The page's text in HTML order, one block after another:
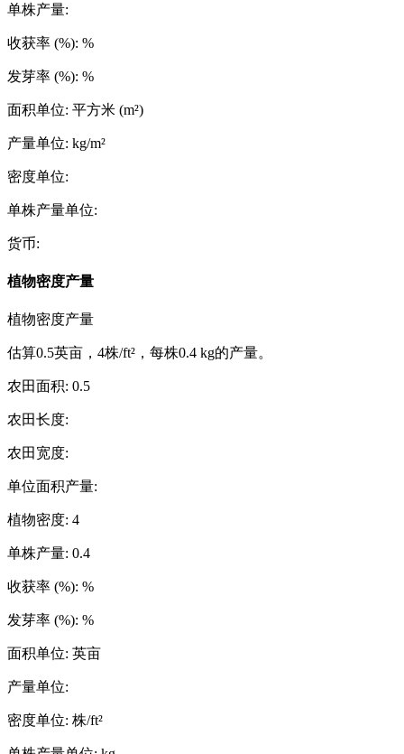
单株产量:
收获率 (%): %
发芽率 (%): %
面积单位: 平方米 (m²)
产量单位: kg/m²
密度单位:
单株产量单位:
货币:
植物密度产量
植物密度产量
估算0.5英亩，4株/ft²，每株0.4 kg的产量。
农田面积: 0.5
农田长度:
农田宽度:
单位面积产量:
植物密度: 4
单株产量: 0.4
收获率 (%): %
发芽率 (%): %
面积单位: 英亩
产量单位:
密度单位: 株/ft²